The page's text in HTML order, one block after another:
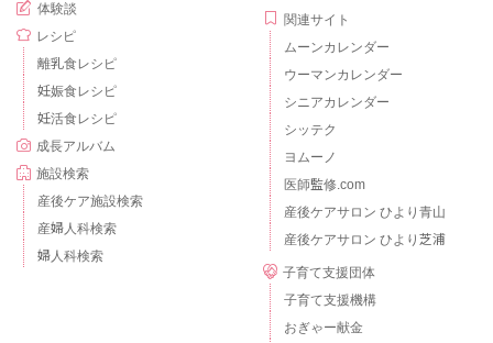
体験談
レシピ
離乳食レシピ
妊娠食レシピ
妊活食レシピ
成長アルバム
施設検索
産後ケア施設検索
産婦人科検索
婦人科検索
関連サイト
ムーンカレンダー
ウーマンカレンダー
シニアカレンダー
シッテク
ヨムーノ
医師監修.com
産後ケアサロン ひより青山
産後ケアサロン ひより芝浦
子育て支援団体
子育て支援機構
おぎゃー献金